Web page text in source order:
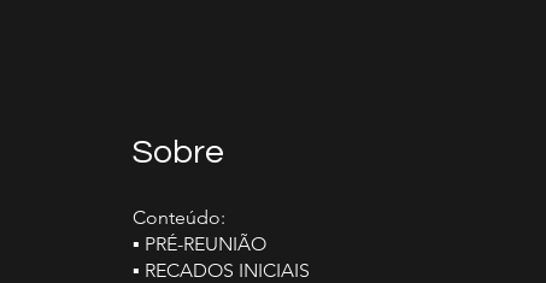
Sobre
Conteúdo:
▪️ PRÉ-REUNIÃO
▪️ RECADOS INICIAIS